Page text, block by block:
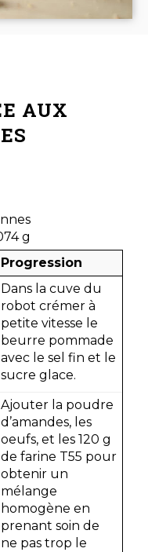
AUX
g
Progression
Dans la cuve du
robot crémer à
petite vitesse le
beurre pommade
avec le sel fin et le
sucre glace.
Ajouter la poudre
d’amandes, les
oeufs, et les 120 g
de farine T55 pour
obtenir un
mélange
homogène en
prenant soin de
ne pas trop le